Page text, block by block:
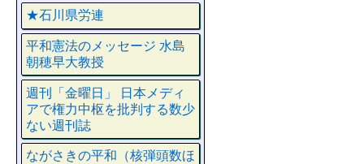
★石川県労連
平和憲法のメッセージ 水島
朝穂早大教授
週刊「金曜日」 日本メディ
アで権力中枢を批判する数少
ない週刊誌
ながさきの平和（核弾頭数ほ